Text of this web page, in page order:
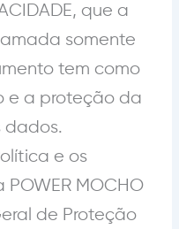
que a
somente
tem como
e a proteção da
dados.
e os
MOCHO
de Proteção